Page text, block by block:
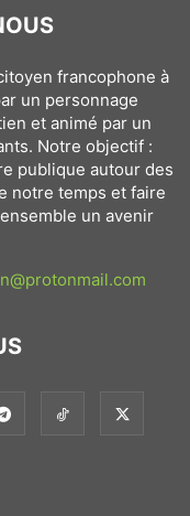
francophone à
un personnage
et animé par un
Notre objectif :
publique autour des
notre temps et faire
un avenir